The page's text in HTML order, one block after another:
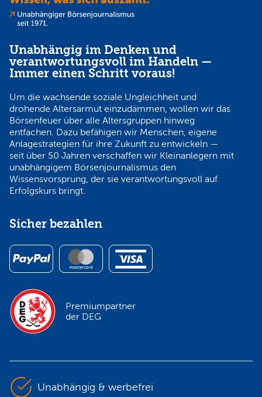
Unabhängig im Denken und
verantwortungsvoll im Handeln —
Immer einen Schritt voraus!
Um die wachsende soziale Ungleichheit und
drohende Altersarmut einzudämmen, wollen wir das
Börsenfeuer über alle Altersgruppen hinweg
entfachen. Dazu befähigen wir Menschen, eigene
Anlagestrategien für ihre Zukunft zu entwickeln —
seit über 50 Jahren verschaffen wir Kleinanlegern mit
unabhängigem Börsenjournalismus den
Wissensvorsprung, der sie verantwortungsvoll auf
Erfolgskurs bringt.
Sicher bezahlen
Premiumpartner
der DEG
Unabhängig & werbefrei